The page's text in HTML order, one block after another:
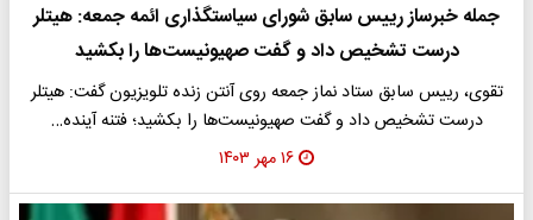
جمله خبرساز رییس سابق شورای سیاستگذاری ائمه جمعه: هیتلر
درست تشخیص داد و گفت صهیونیست‌ها را بکشید
تقوی، رییس سابق ستاد نماز جمعه روی آنتن زنده تلویزیون گفت: هیتلر
درست تشخیص داد و گفت صهیونیست‌ها را بکشید؛ فتنه آینده…
۱۶ مهر ۱۴۰۳